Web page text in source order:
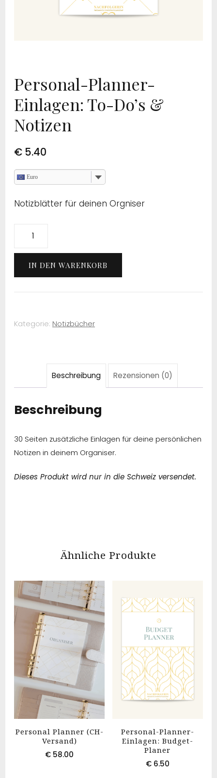
Personal-Planner-
Einlagen: To-Do’s &
Notizen
€ 5.40
Euro
Notizblätter für deinen Orgniser
Personal-
Planner-
Einlagen:
To-
Do's
Notizen
IN DEN WARENKORB
Kategorie: Notizbücher
Beschreibung Rezensionen (0)
Beschreibung
30 Seiten zusätzliche Einlagen für deine persönlichen
Notizen in deinem Organiser.
Dieses Produkt wird nur in die Schweiz versendet.
Ähnliche Produkte
Personal Planner (CH-
Versand)
€ 58.00
Personal-Planner-
Einlagen: Budget-
Planer
€6.50